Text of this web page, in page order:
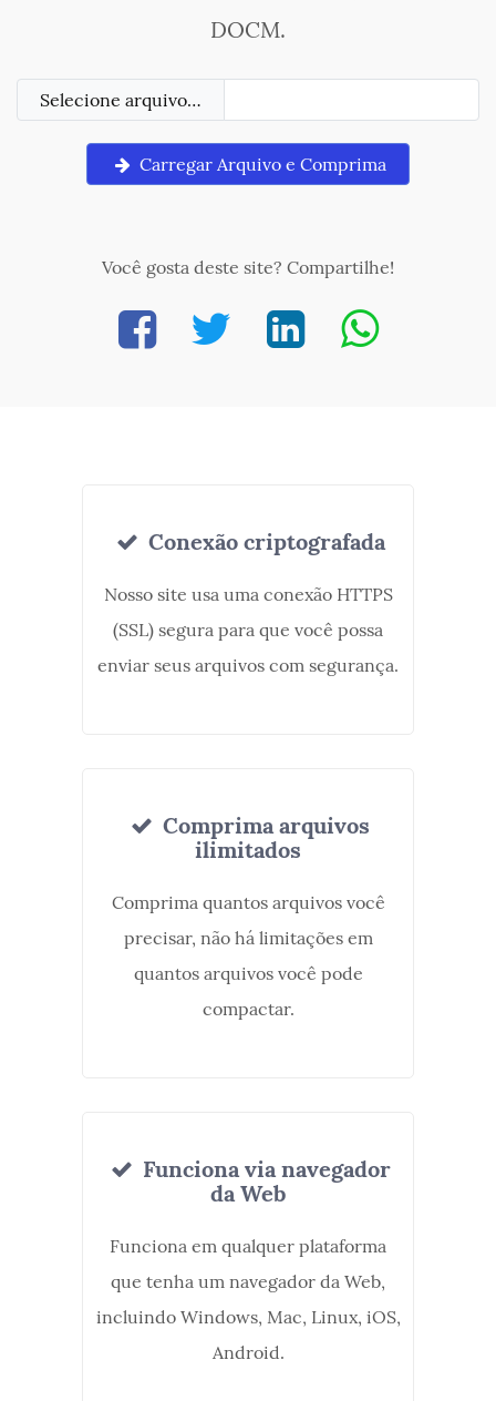
DOCM.
Selecione arquivo…
Carregar Arquivo e Comprima
Você gosta deste site? Compartilhe!
Conexão criptografada
Nosso site usa uma conexão HTTPS
(SSL) segura para que você possa
enviar seus arquivos com segurança.
Comprima arquivos
ilimitados
Comprima quantos arquivos você
precisar, não há limitações em
quantos arquivos você pode
compactar.
Funciona via navegador
da Web
Funciona em qualquer plataforma
que tenha um navegador da Web,
incluindo Windows, Mac, Linux, iOS,
Android.